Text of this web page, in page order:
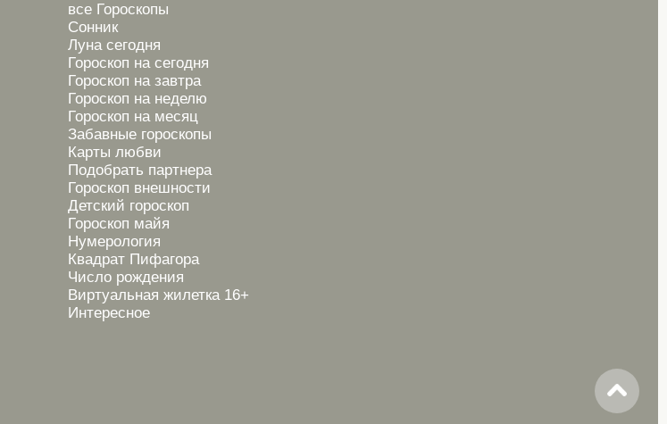
все Гороскопы
Сонник
Луна сегодня
Гороскоп на сегодня
Гороскоп на завтра
Гороскоп на неделю
Гороскоп на месяц
Забавные гороскопы
Карты любви
Подобрать партнера
Гороскоп внешности
Детский гороскоп
Гороскоп майя
Нумерология
Квадрат Пифагора
Число рождения
Виртуальная жилетка 16+
Интересное